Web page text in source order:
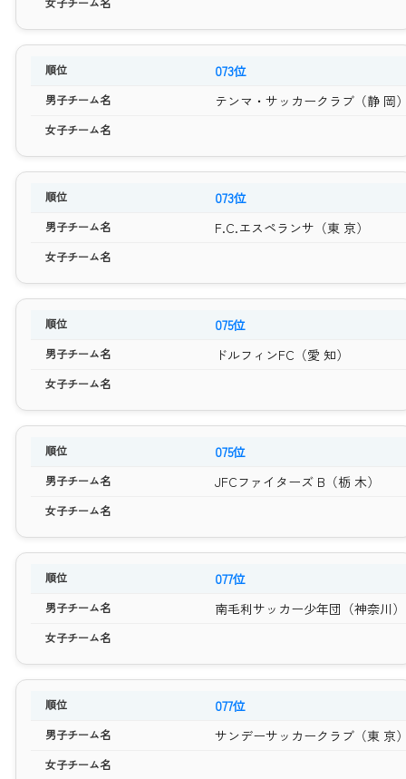
073位
テンマ・サッカークラブ（静 岡
073位
F.C.エスペランサ（東 京）
075位
ドルフィンFC（愛 知）
075位
JFCファイターズ B（栃 木）
077位
南毛利サッカー少年団（神奈川）
077位
サンデーサッカークラブ（東 京